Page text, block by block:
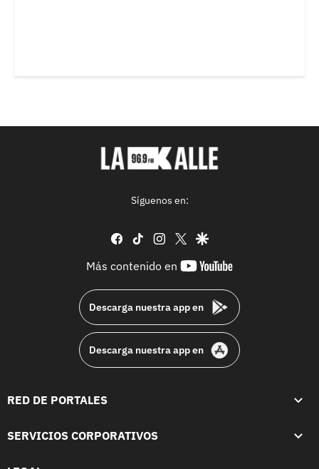
Síguenos en:
facebook
tiktok instagram
twittergoogle
Más contenido en
youtube-
Descarga nuestra app en
Descarga nuestra app en
RED DE PORTALES
SERVICIOS CORPORATIVOS